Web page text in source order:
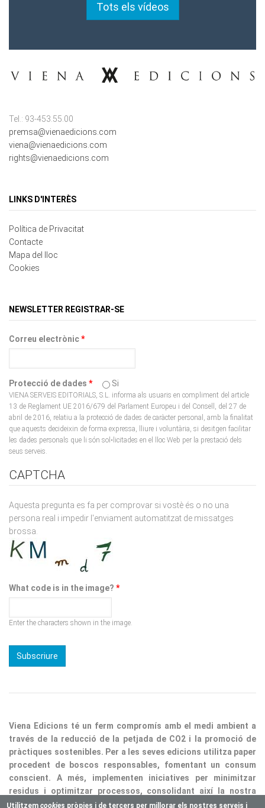
premsa@vienaedicions.com
viena@vienaedicions.com
rights@vienaedicions.com
Contacte
Mapa del lloc
Cookies
VIENA SERVEIS EDITORIALS, S.L. informa als usuaris en compliment del article
13 de Reglament UE 2016/679 del Parlament Europeu i del Consell, del 27 de
abril de 2016, relatiu a la protecció de dades de caràcter personal, amb la finalitat
que aquests decideixin de forma expressa, lliure i voluntària, si desitgen facilitar
les dades personals que li són sol•licitades en el lloc Web per la prestació dels
seus serveis.
persona real i impedir l'enviament automatitzat de missatges
brossa.
través de la reducció de la petjada de CO2 i la promoció de
pràctiques sostenibles. Per a les seves edicions utilitza paper
procedent de boscos responsables, fomentant un consum
conscient. A més, implementen iniciatives per minimitzar
residus i optimitzar processos, consolidant així la nostra
responsabilitat ecològica.
Utilitzemcookies pròpies i de tercers per millorar els nostres serveis i